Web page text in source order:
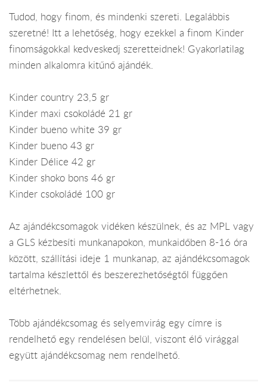
Tudod, hogy finom, és mindenki szereti. Legalábbis
szeretné! Itt a lehetőség, hogy ezekkel a finom Kinder
finomságokkal kedveskedj szeretteidnek! Gyakorlatilag
minden alkalomra kitűnő ajándék.
Kinder country 23,5 gr
Kinder maxi csokoládé 21 gr
Kinder bueno white 39 gr
Kinder bueno 43 gr
Kinder Délice 42 gr
Kinder shoko bons 46 gr
Kinder csokoládé 100 gr
Az ajándékcsomagok vidéken készülnek, és az MPL vagy
a GLS kézbesíti munkanapokon, munkaidőben 8-16 óra
között, szállítási ideje 1 munkanap, az ajándékcsomagok
tartalma készlettől és beszerezhetőségtől függően
eltérhetnek.
Több ajándékcsomag és selyemvirág egy címre is
rendelhető egy rendelésen belül, viszont élő virággal
együtt ajándékcsomag nem rendelhető.